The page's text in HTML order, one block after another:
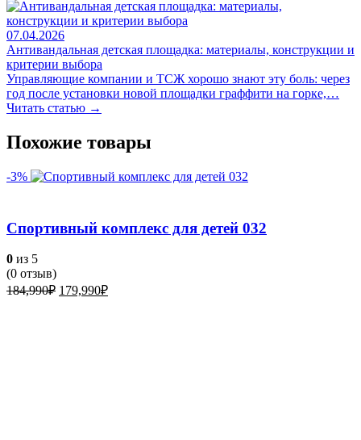
07.04.2026
Антивандальная детская площадка: материалы, конструкции и
критерии выбора
Управляющие компании и ТСЖ хорошо знают эту боль: через
год после установки новой площадки граффити на горке,…
Читать статью →
Похожие товары
-3%
Спортивный комплекс для детей 032
0 из 5
(0 отзыв)
184,990₽ Первоначальная
179,990₽Текущая